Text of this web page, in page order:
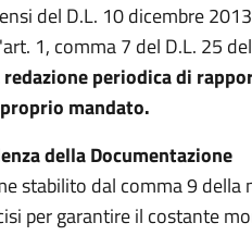
del D.L. 10 dicembre
1, comma 7 del D.L. 25
redazione periodica di
mandato.
della Documentazione
stabilito dal comma 9
per garantire il costante